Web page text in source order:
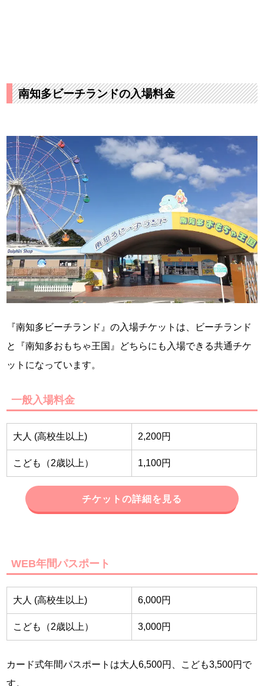
南知多ビーチランドの入場料金
『南知多ビーチランド』の入場チケットは、ビーチランド
と『南知多おもちゃ王国』どちらにも入場できる共通チケ
ットになっています。
一般入場料金
大人 (高校生以上) 2,200円
こども（2歳以上） 1,100円
チケットの詳細を見る
WEB年間パスポート
大人 (高校生以上) 6,000円
こども（2歳以上） 3,000円
カード式年間パスポートは大人6,500円、こども3,500円で
す。